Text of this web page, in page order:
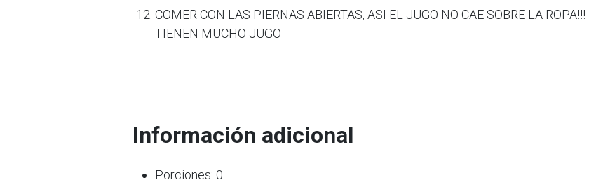
COMER CON LAS PIERNAS ABIERTAS, ASI EL JUGO NO CAE SOBRE LA ROPA!!!
TIENEN MUCHO JUGO
Información adicional
Porciones: 0